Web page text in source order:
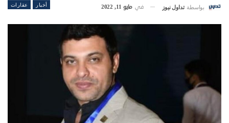
أخبار عقارات بواسطة تداول نيوز في مايو 11, 2022